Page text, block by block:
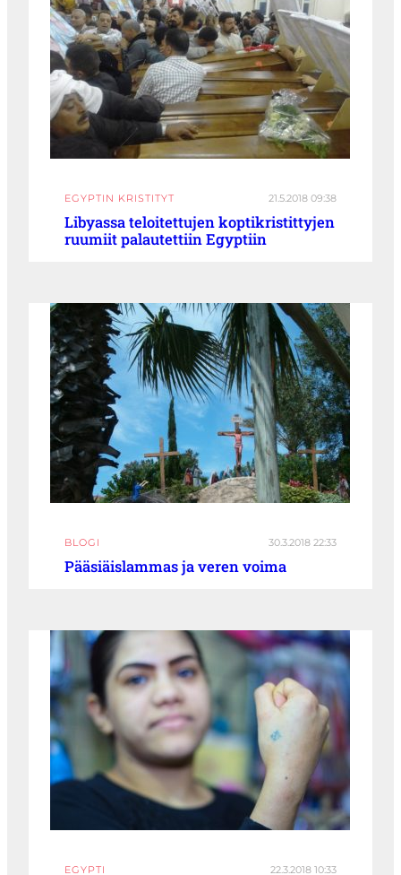
EGYPTIN KRISTITYT 21.5.2018 09:38
Libyassa teloitettujen koptikristittyjen
ruumiit palautettiin Egyptiin
BLOGI 30.3.2018 22:33
Pääsiäislammas ja veren voima
EGYPTI 22.3.2018 10:33